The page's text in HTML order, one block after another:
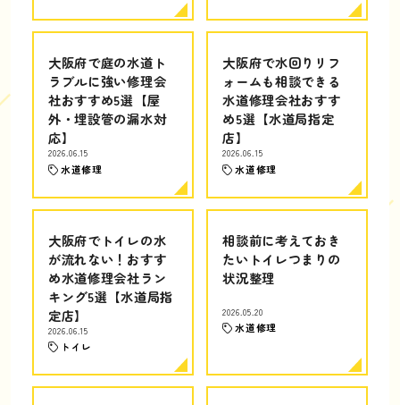
大阪府で庭の水道ト
ラブルに強い修理会
社おすすめ5選【屋
外・埋設管の漏水対
応】
2026.06.15
水道修理
大阪府で水回りリフ
ォームも相談できる
水道修理会社おすす
め5選【水道局指定
店】
2026.06.15
水道修理
大阪府でトイレの水
が流れない！おすす
め水道修理会社ラン
キング5選【水道局指
定店】
2026.06.15
トイレ
相談前に考えておき
たいトイレつまりの
状況整理
2026.05.20
水道修理